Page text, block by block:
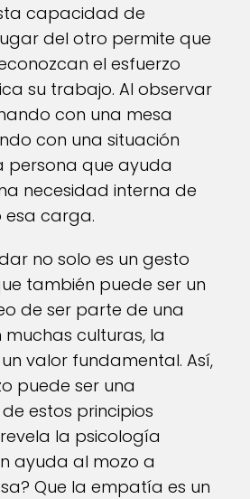
capacidad de
del otro permite que
el esfuerzo
su trabajo. Al observar
con una mesa
con una situación
persona que ayuda
necesidad interna de
esa carga.
no solo es un gesto
también puede ser un
de ser parte de una
muchas culturas, la
valor fundamental. Así,
puede ser una
estos principios
la psicología
ayuda al mozo a
Que la empatía es un